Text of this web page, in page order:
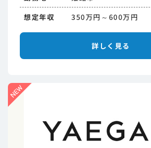
想定年収
350万円～600万円
詳しく見る